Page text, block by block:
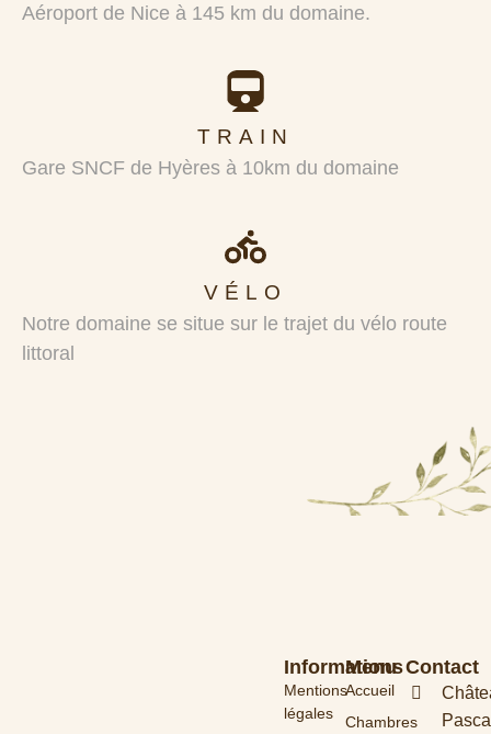
Aéroport de Nice à 145 km du domaine.
TRAIN
Gare SNCF de Hyères à 10km du domaine
VÉLO
Notre domaine se situe sur le trajet du vélo route
littoral
Menu
Accueil
Chambres
Informations
Mentions
légales
Contact